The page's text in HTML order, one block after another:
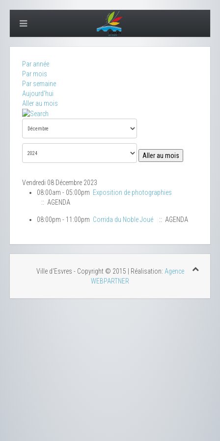
Par année
Par mois
Par semaine
Aujourd'hui
Aller au mois
Aller au mois
Vendredi 08 Décembre 2023
08:00am - 05:00pm Exposition de photographies
:: AGENDA
08:00pm - 11:00pm Corrida du Noble Joué :: AGENDA
Ville d'Esvres - Copyright © 2015 | Réalisation: Agence
WEBPARTNER